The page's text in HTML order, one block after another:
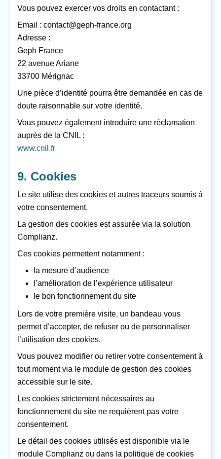
Vous pouvez exercer vos droits en contactant :
Email : contact@geph-france.org
Adresse :
Geph France
22 avenue Ariane
33700 Mérignac
Une pièce d’identité pourra être demandée en cas de
doute raisonnable sur votre identité.
Vous pouvez également introduire une réclamation
auprès de la CNIL :
www.cnil.fr
9. Cookies
Le site utilise des cookies et autres traceurs soumis à
votre consentement.
La gestion des cookies est assurée via la solution
Complianz.
Ces cookies permettent notamment :
la mesure d’audience
l’amélioration de l’expérience utilisateur
le bon fonctionnement du site
Lors de votre première visite, un bandeau vous
permet d’accepter, de refuser ou de personnaliser
l’utilisation des cookies.
Vous pouvez modifier ou retirer votre consentement à
tout moment via le module de gestion des cookies
accessible sur le site.
Les cookies strictement nécessaires au
fonctionnement du site ne requièrent pas votre
consentement.
Le détail des cookies utilisés est disponible via le
module Complianz ou dans la politique de cookies